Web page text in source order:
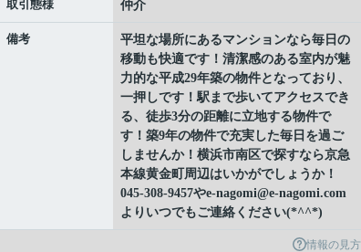
取引態様 仲介
備考
平坦な場所にあるマンションなら毎日の
移動も快適です！清潔感のある室内が魅
力的な平成29年築の物件となっており、
一押しです！駅まで歩いてアクセスでき
る、徒歩3分の距離に立地する物件で
す！築9年の物件で充実した毎日を過ご
しませんか！横浜市南区で探すなら京急
本線黄金町周辺はいかがでしょうか！
045-308-9457やe-nagomi@e-nagomi.com
よりいつでもご連絡ください(*^^*)
情報の見方